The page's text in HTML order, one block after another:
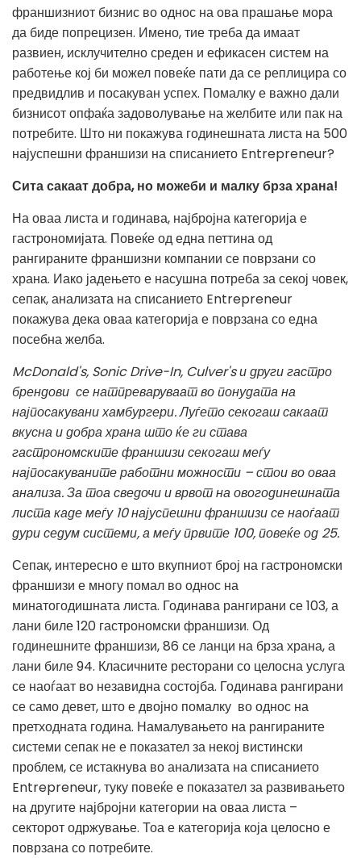
франшизниот бизнис во однос на ова прашање мора
да биде попрецизен. Имено, тие треба да имаат
развиен, исклучително среден и ефикасен систем на
работење кој би можел повеќе пати да се реплицира со
предвидлив и посакуван успех. Помалку е важно дали
бизнисот опфаќа задоволување на желбите или пак на
потребите. Што ни покажува годинешната листа на 500
најуспешни франшизи на списанието Entrepreneur?
Сита сакаат добра, но можеби и малку брза храна!
На оваа листа и годинава, најбројна категорија е
гастрономијата. Повеќе од една петтина од
рангираните франшизни компании се поврзани со
храна. Иако јадењето е насушна потреба за секој човек,
сепак, анализата на списанието Entrepreneur
покажува дека оваа категорија е поврзана со една
посебна желба.
McDonald's, Sonic Drive-In, Culver's и други гастро
брендови се натпреваруваат во понудата на
најпосакувани хамбургери. Луѓето секогаш сакаат
вкусна и добра храна што ќе ги става
гастрономските франшизи секогаш меѓу
најпосакуваните работни можности – стои во оваа
анализа. За тоа сведочи и врвот на овогодинешната
листа каде меѓу 10 најуспешни франшизи се наоѓаат
дури седум системи, а меѓу првите 100, повеќе од 25.
Сепак, интересно е што вкупниот број на гастрономски
франшизи е многу помал во однос на
минатогодишната листа. Годинава рангирани се 103, а
лани биле 120 гастрономски франшизи. Од
годинешните франшизи, 86 се ланци на брза храна, а
лани биле 94. Класичните ресторани со целосна услуга
се наоѓаат во незавидна состојба. Годинава рангирани
се само девет, што е двојно помалку во однос на
претходната година. Намалувањето на рангираните
системи сепак не е показател за некој вистински
проблем, се истакнува во анализата на списанието
Entrepreneur, туку повеќе е показател за развивањето
на другите најбројни категории на оваа листа –
секторот одржување. Тоа е категорија која целосно е
поврзана со потребите.